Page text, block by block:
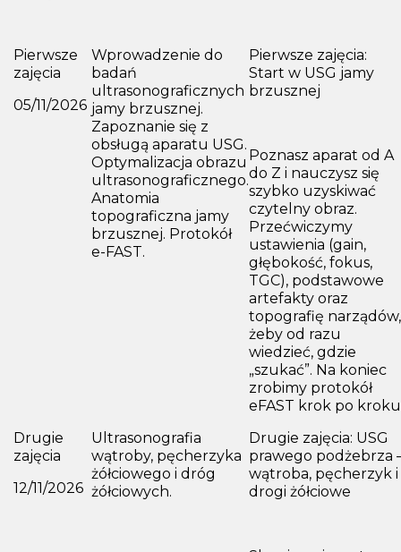
Pierwsze
zajęcia
05/11/2026
Wprowadzenie do
badań
ultrasonograficznych
jamy brzusznej.
Zapoznanie się z
obsługą aparatu USG.
Optymalizacja obrazu
ultrasonograficznego.
Anatomia
topograficzna jamy
brzusznej. Protokół
e-FAST.
Pierwsze zajęcia:
Start w USG jamy
brzusznej
Poznasz aparat od A
do Z i nauczysz się
szybko uzyskiwać
czytelny obraz.
Przećwiczymy
ustawienia (gain,
głębokość, fokus,
TGC), podstawowe
artefakty oraz
topografię narządów,
żeby od razu
wiedzieć, gdzie
„szukać”. Na koniec
zrobimy protokół
eFAST krok po
Drugie
zajęcia
12/11/2026
Ultrasonografia
wątroby, pęcherzyka
żółciowego i dróg
żółciowych.
Drugie zajęcia: USG
prawego podżebrza
wątroba, pęcherzyk i
drogi żółciowe